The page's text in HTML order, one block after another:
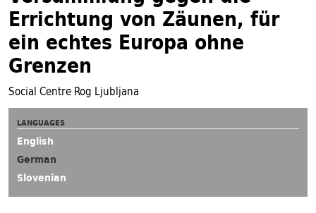
Errichtung von Zäunen, für
ein echtes Europa ohne
Grenzen
Social Centre Rog Ljubljana
LANGUAGES
English
German
Slovenian